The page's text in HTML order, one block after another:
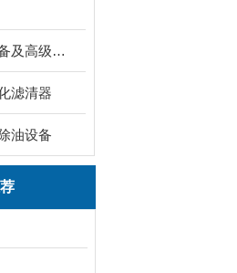
滤芯生产加工设备及高级滤材
滤清器
油设备